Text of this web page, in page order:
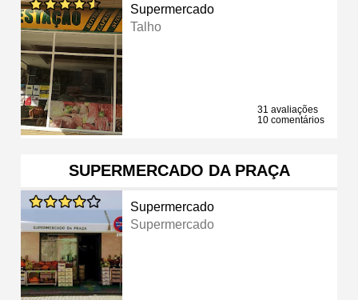
Supermercado
Talho
31 avaliações
10 comentários
SUPERMERCADO DA PRAÇA
Supermercado
Supermercado